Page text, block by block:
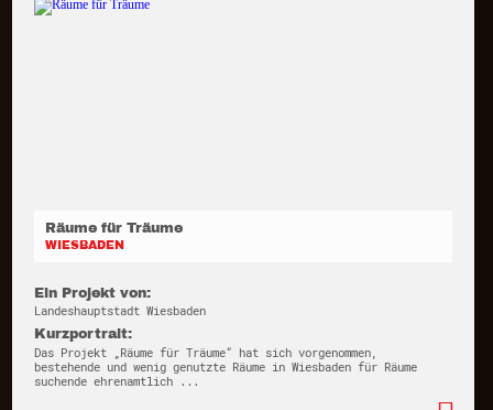
Räume für Träume
WIESBADEN
Ein Projekt von:
Landeshauptstadt Wiesbaden
Kurzportrait:
Das Projekt „Räume für Träume“ hat sich vorgenommen,
bestehende und wenig genutzte Räume in Wiesbaden für Räume
suchende ehrenamtlich ...